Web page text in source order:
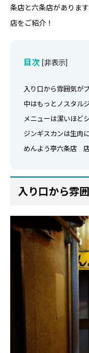
条店と六条店がありま
店をご紹介！
目次 [非表示
入り口から雰囲気が
中はもっとノスタル
メニューは潔いほど
ジンギスカンは生肉
めんよう亭六条店
入り口から雰